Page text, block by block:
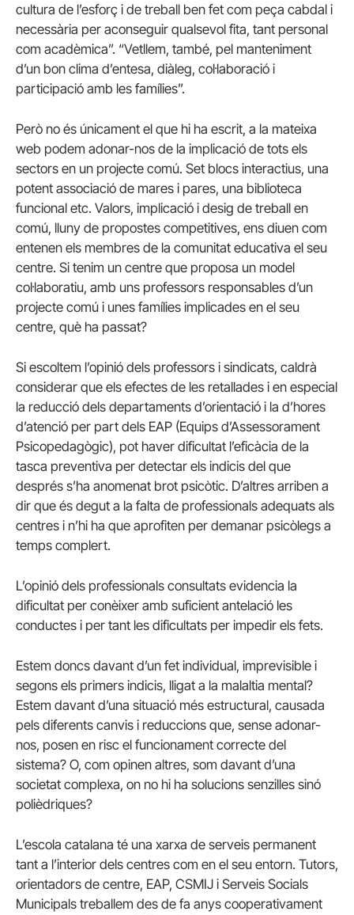
cultura de l’esforç i de treball ben fet com peça cabdal i
necessària per aconseguir qualsevol fita, tant personal
com acadèmica”. “Vetllem, també, pel manteniment
d’un bon clima d’entesa, diàleg, col·laboració i
participació amb les famílies”.
Però no és únicament el que hi ha escrit, a la mateixa
web podem adonar-nos de la implicació de tots els
sectors en un projecte comú. Set blocs interactius, una
potent associació de mares i pares, una biblioteca
funcional etc. Valors, implicació i desig de treball en
comú, lluny de propostes competitives, ens diuen com
entenen els membres de la comunitat educativa el seu
centre. Si tenim un centre que proposa un model
col·laboratiu, amb uns professors responsables d’un
projecte comú i unes famílies implicades en el seu
centre, què ha passat?
Si escoltem l’opinió dels professors i sindicats, caldrà
considerar que els efectes de les retallades i en especial
la reducció dels departaments d’orientació i la d’hores
d’atenció per part dels EAP (Equips d’Assessorament
Psicopedagògic), pot haver dificultat l’eficàcia de la
tasca preventiva per detectar els indicis del que
després s’ha anomenat brot psicòtic. D’altres arriben a
dir que és degut a la falta de professionals adequats als
centres i n’hi ha que aprofiten per demanar psicòlegs a
temps complert.
L’opinió dels professionals consultats evidencia la
dificultat per conèixer amb suficient antelació les
conductes i per tant les dificultats per impedir els fets.
Estem doncs davant d’un fet individual, imprevisible i
segons els primers indicis, lligat a la malaltia mental?
Estem davant d’una situació més estructural, causada
pels diferents canvis i reduccions que, sense adonar-
nos, posen en risc el funcionament correcte del
sistema? O, com opinen altres, som davant d’una
societat complexa, on no hi ha solucions senzilles sinó
polièdriques?
L’escola catalana té una xarxa de serveis permanent
tant a l’interior dels centres com en el seu entorn. Tutors,
orientadors de centre, EAP, CSMIJ i Serveis Socials
Municipals treballem des de fa anys cooperativament